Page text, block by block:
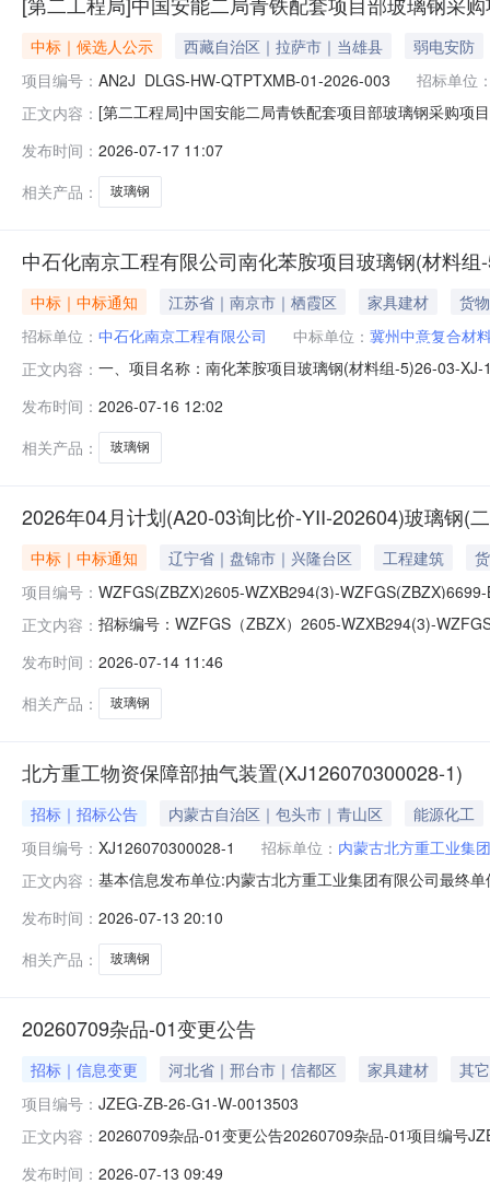
中标｜候选人公示 西藏自治区｜拉萨市｜当雄县
弱电安防
项目编号： AN2J_DLGS-HW-QTPTXMB-01-2026-003
招标单位
正文内容： [第二工程局]中国安能二局青铁配套项目部玻璃钢采购项
年7月17日公示结束时间：2026年7月20日本中国安能二
发布时间： 2026-07-17 11:07
相关产品：
玻璃钢
中石化南京工程有限公司南化苯胺项目玻璃钢(材料
中标｜中标通知 江苏省｜南京市｜栖霞区 家具建材
货物
招标单位： 中石化南京工程有限公司 中标单位： 冀州中意复合材
正文内容： 一、项目名称：南化苯胺项目玻璃钢(材料组-5)26-03-
\DN1502.0MPaR=1.5DHG/T21633序号供应商名称候选
发布时间： 2026-07-16 12:02
相关产品：
玻璃钢
2026年04月计划(A20-03询比价-YII-202604)玻璃钢(
中标｜中标通知 辽宁省｜盘锦市｜兴隆台区 工程建筑
项目编号： WZFGS(ZBZX)2605-WZXB294(3)-
正文内容： 招标编号：WZFGS（ZBZX）2605-WZXB294(3)-
询比价-YII-202604）玻璃钢（二次）物资类询比采购1
发布时间： 2026-07-14 11:46
相关产品：
玻璃钢
北方重工物资保障部抽气装置(XJ126070300028-1)
招标｜招标公告 内蒙古自治区｜包头市｜青山区
能源化工
项目编号： XJ126070300028-1 招标单位： 内蒙古北方重工业集
正文内容： 基本信息发布单位:内蒙古北方重工业集团有限公司最终
2026-07-1714:03:00
发布时间： 2026-07-13 20:10
相关产品：
玻璃钢
20260709杂品-01变更公告
招标｜信息变更 河北省｜邢台市｜信都区 家具建材
其它
项目编号： JZEG-ZB-26-G1-W-0013503
正文内容： 20260709杂品-01变更公告20260709杂品-01项目编号
发布时间： 2026-07-13 09:49